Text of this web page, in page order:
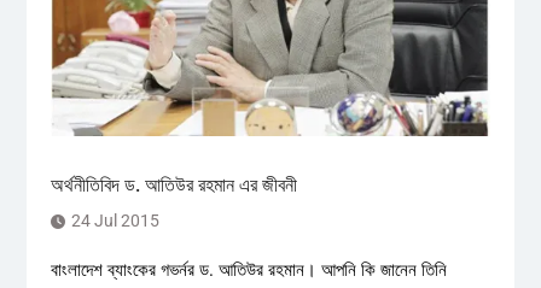
অর্থনীতিবিদ ড. আতিউর রহমান এর জীবনী
24 Jul 2015
বাংলাদেশ ব্যাংকের গভর্নর ড. আতিউর রহমান। আপনি কি জানেন তিনি